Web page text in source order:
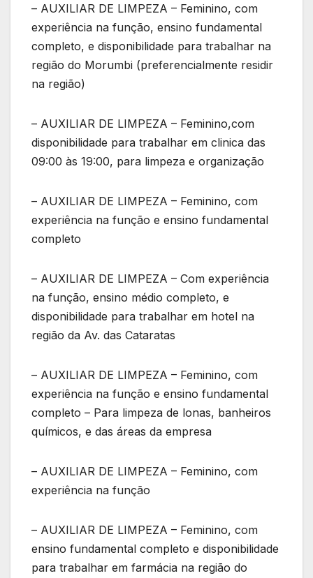
– AUXILIAR DE LIMPEZA – Feminino, com
experiência na função, ensino fundamental
completo, e disponibilidade para trabalhar na
região do Morumbi (preferencialmente residir
na região)
– AUXILIAR DE LIMPEZA – Feminino,com
disponibilidade para trabalhar em clinica das
09:00 às 19:00, para limpeza e organização
– AUXILIAR DE LIMPEZA – Feminino, com
experiência na função e ensino fundamental
completo
– AUXILIAR DE LIMPEZA – Com experiência
na função, ensino médio completo, e
disponibilidade para trabalhar em hotel na
região da Av. das Cataratas
– AUXILIAR DE LIMPEZA – Feminino, com
experiência na função e ensino fundamental
completo – Para limpeza de lonas, banheiros
químicos, e das áreas da empresa
– AUXILIAR DE LIMPEZA – Feminino, com
experiência na função
– AUXILIAR DE LIMPEZA – Feminino, com
ensino fundamental completo e disponibilidade
para trabalhar em farmácia na região do